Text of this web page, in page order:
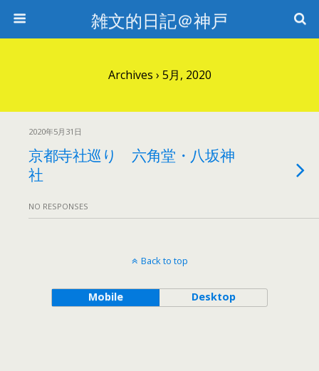
雑文的日記＠神戸
Archives › 5月, 2020
2020年5月31日
京都寺社巡り 六角堂・八坂神
社
NO RESPONSES
Back to top
Mobile Desktop